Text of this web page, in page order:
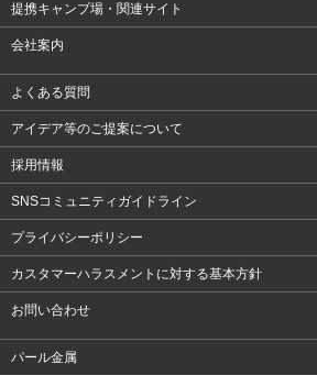
提携キャンプ場・関連サイト
会社案内
よくある質問
アイデア等のご提案について
採用情報
SNSコミュニティガイドライン
プライバシーポリシー
カスタマーハラスメントに対する基本方針
お問い合わせ
パール金属